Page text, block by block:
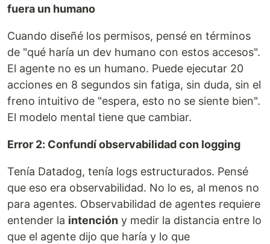
fuera un humano
Cuando diseñé los permisos, pensé en términos
de "qué haría un dev humano con estos accesos".
El agente no es un humano. Puede ejecutar 20
acciones en 8 segundos sin fatiga, sin duda, sin el
freno intuitivo de "espera, esto no se siente bien".
El modelo mental tiene que cambiar.
Error 2: Confundí observabilidad con logging
Tenía Datadog, tenía logs estructurados. Pensé
que eso era observabilidad. No lo es, al menos no
para agentes. Observabilidad de agentes requiere
entender la intención y medir la distancia entre lo
que el agente dijo que haría y lo que